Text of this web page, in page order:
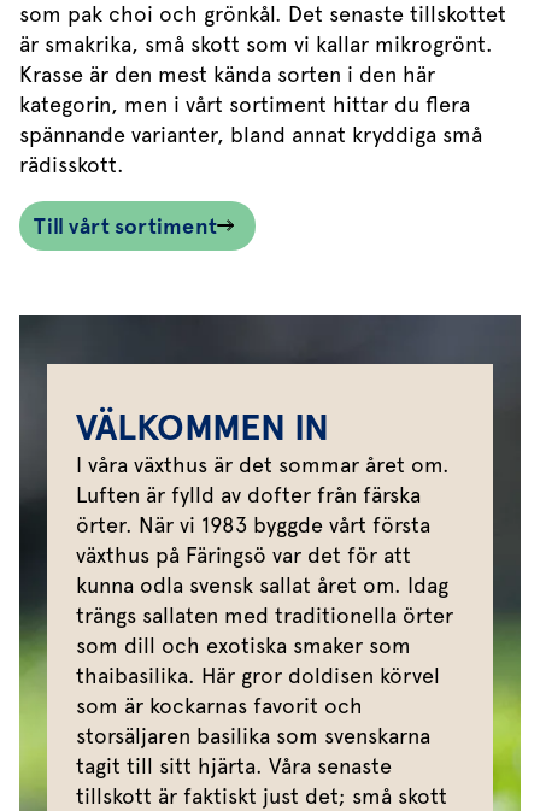
som pak choi och grönkål. Det senaste tillskottet
är smakrika, små skott som vi kallar mikrogrönt.
Krasse är den mest kända sorten i den här
kategorin, men i vårt sortiment hittar du flera
spännande varianter, bland annat kryddiga små
rädisskott.
Till vårt sortiment
VÄLKOMMEN IN
I våra växthus är det sommar året om.
Luften är fylld av dofter från färska
örter. När vi 1983 byggde vårt första
växthus på Färingsö var det för att
kunna odla svensk sallat året om. Idag
trängs sallaten med traditionella örter
som dill och exotiska smaker som
thaibasilika. Här gror doldisen körvel
som är kockarnas favorit och
storsäljaren basilika som svenskarna
tagit till sitt hjärta. Våra senaste
tillskott är faktiskt just det; små skott